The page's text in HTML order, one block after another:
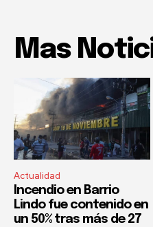
Mas
Actualidad
Incendio en Barrio
Lindo fue contenido en
un 50% tras más de 27